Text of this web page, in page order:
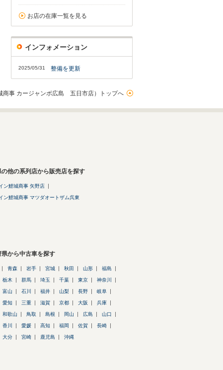
お店の在庫一覧を見る
インフォメーション
2025/05/31 整備を更新
商事 カージャンボ広島 五日市店）トップへ
の他の系列店から販売店を探す
ン鯉城商事 矢野店
ン鯉城商事 マツダオートザム呉東
県から中古車を探す
青森 岩手 宮城 秋田 山形 福島
栃木 群馬 埼玉 千葉 東京 神奈川
富山 石川 福井 山梨 長野 岐阜
愛知 三重 滋賀 京都 大阪 兵庫
和歌山 鳥取 島根 岡山 広島 山口
香川 愛媛 高知 福岡 佐賀 長崎
大分 宮崎 鹿児島 沖縄